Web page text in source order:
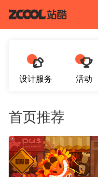
设计服务 活动
首页推荐